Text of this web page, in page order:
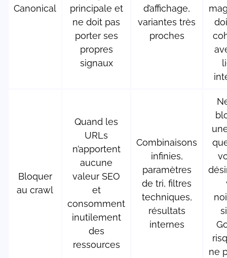
Canonical
principale et
ne doit pas
porter ses
propres
signaux
d’affichage,
variantes très
proches
Bloquer
au crawl
Quand les
URLs
n’apportent
aucune
valeur SEO
et
consomment
inutilement
des
ressources
Combinaisons
infinies,
paramètres
de tri, filtres
techniques,
résultats
internes
ne